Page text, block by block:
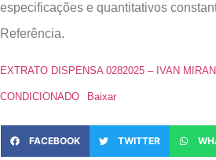
especificações e quantitativos
Referência.
EXTRATO DISPENSA 0282025 – IVAN
CONDICIONADO Baixar
FACEBOOK TWITTER